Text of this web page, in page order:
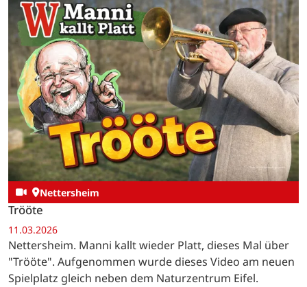
Nettersheim
Trööte
11.03.2026
Nettersheim. Manni kallt wieder Platt, dieses Mal über
"Trööte". Aufgenommen wurde dieses Video am neuen
Spielplatz gleich neben dem Naturzentrum Eifel.